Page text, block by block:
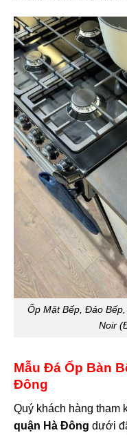
Ốp Mặt Bếp, Đảo
Noir
Mẫu Đá Ốp Bàn
Đông
Quý khách hàng tham
quận Hà Đông dưới